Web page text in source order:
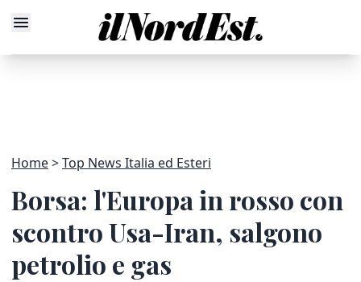
Home Top News Italia ed Esteri
Borsa: l'Europa in rosso con
scontro Usa-Iran, salgono
petrolio e gas